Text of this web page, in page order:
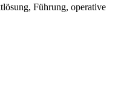
Führung, operative